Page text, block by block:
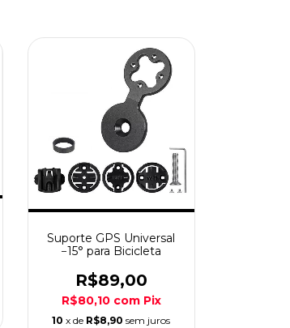
Suporte GPS Universal
−15° para Bicicleta
R$89,00
R$80,10 com Pix
10 x de R$8,90 sem juros